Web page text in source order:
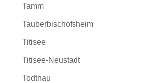
Tamm
Tauberbischofsheim
Titisee
Titisee-Neustadt
Todtnau